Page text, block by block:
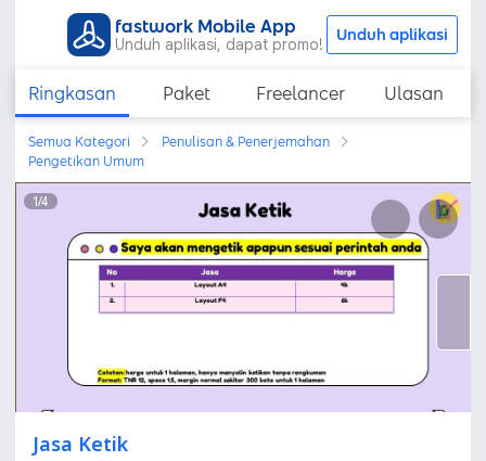
fastwork Mobile App
Unduh aplikasi, dapat promo! Unduh aplikasi
Ringkasan Paket Freelancer Ulasan
Semua Kategori
Penulisan & Penerjemahan
Pengetikan Umum
1/4
Jasa Ketik